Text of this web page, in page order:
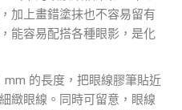
加上畫錯塗抹也不容易留有
能容易配搭各種眼影，是化
mm 的長度，把眼線膠筆貼近
緻眼線。同時可留意，眼線